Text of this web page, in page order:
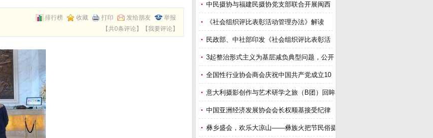
排行榜 收藏 打印 发给朋友 举报
【共0条评论 】【我要评论 】
中民摄协与福建民摄协党支部联合开展闽西
《社会组织评比表彰活动管理办法》解读
民政部、中社部印发《社会组织评比表彰活
3起整治形式主义为基层减负典型问题，公开
全国性行业协会商会庆祝中国共产党成立10
意大利摄影创作与艺术研学之旅（B团）回眸
中国亚洲经济发展协会会长权顺基接受纪律
彝乡盛会，欢乐大凉山——彝族火把节民俗摄